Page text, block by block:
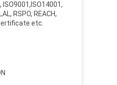
ISO9001,ISO14001,
RSPO, REACH,
etc.